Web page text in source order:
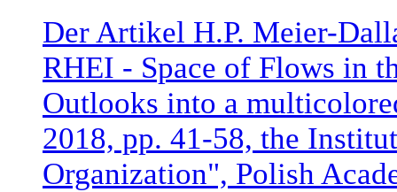
Der Artikel H.P. Meier-
RHEI - Space of Flows in
Outlooks into a
2018, pp. 41-58, the
Organization", Polish